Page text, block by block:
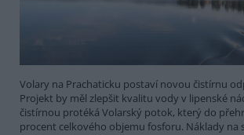
Volary na Prachaticku postaví novou čistírnu
Projekt by měl zlepšit kvalitu vody v lipenské
čistírnou protéká Volarský potok, který do
procent celkového objemu fosforu. Náklady na